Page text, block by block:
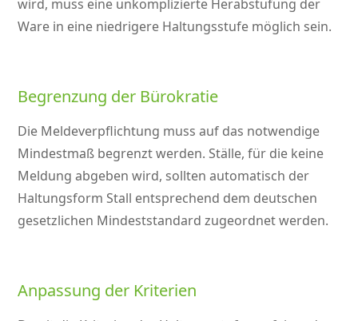
wird, muss eine unkomplizierte Herabstufung der
Ware in eine niedrigere Haltungsstufe möglich sein.
Begrenzung der Bürokratie
Die Meldeverpflichtung muss auf das notwendige
Mindestmaß begrenzt werden. Ställe, für die keine
Meldung abgeben wird, sollten automatisch der
Haltungsform Stall entsprechend dem deutschen
gesetzlichen Mindeststandard zugeordnet werden.
Anpassung der Kriterien